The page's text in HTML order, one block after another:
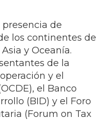
de
los continentes de
y Oceanía.
de la
y el
el Banco
(BID) y el Foro
(Forum on Tax